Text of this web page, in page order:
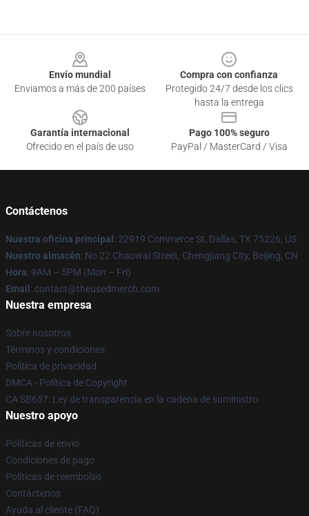
Envío mundial
Enviamos a más de 200 países
Compra con confianza
Protegido 24/7 desde los clics
hasta la entrega
Garantía internacional
Ofrecido en el país de uso
Pago 100% seguro
PayPal / MasterCard / Visa
Contáctenos
Nuestra oficina principal : 22919 Commerce St, Dallas, TX 75226, US
Nuestro almacén: No 22 Chaowai Street, Chengjiang City, Beijing, CN
Hora: 9AM – 5PM (Mon – Fri)
Email : contact@theusedmerch.com
Nuestra empresa
Sobre nosotros
Términos y condiciones
Política de privacidad
DMCA - Política de Copyright
CA SB657: Ley de transparencia en la cadena de suministro
Nuestro apoyo
Políticas de envío
Condiciones de pago
Políticas de reembolso
Contáctenos
Ayuda al cliente (FAQ)